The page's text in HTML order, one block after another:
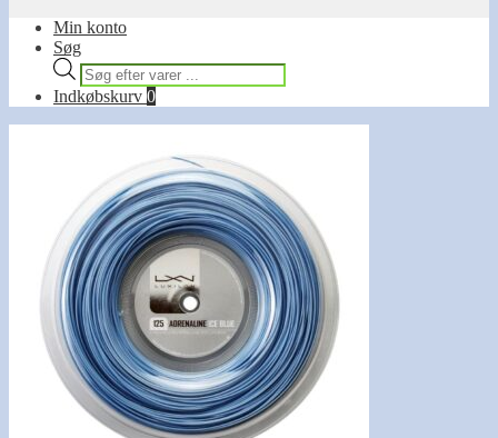
Min konto
Søg
Products
search
Indkøbskurv 0